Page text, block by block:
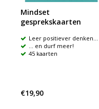
Mindset
gesprekskaarten
Leer positiever denken...
... en durf meer!
45 kaarten
€19,90